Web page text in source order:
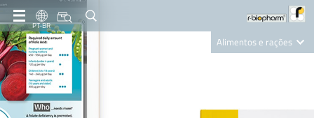
PT-BR
Alimentos e rações
Nutrition Care